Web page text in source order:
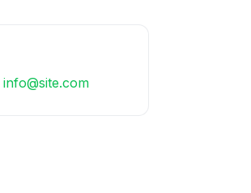
info@site.com